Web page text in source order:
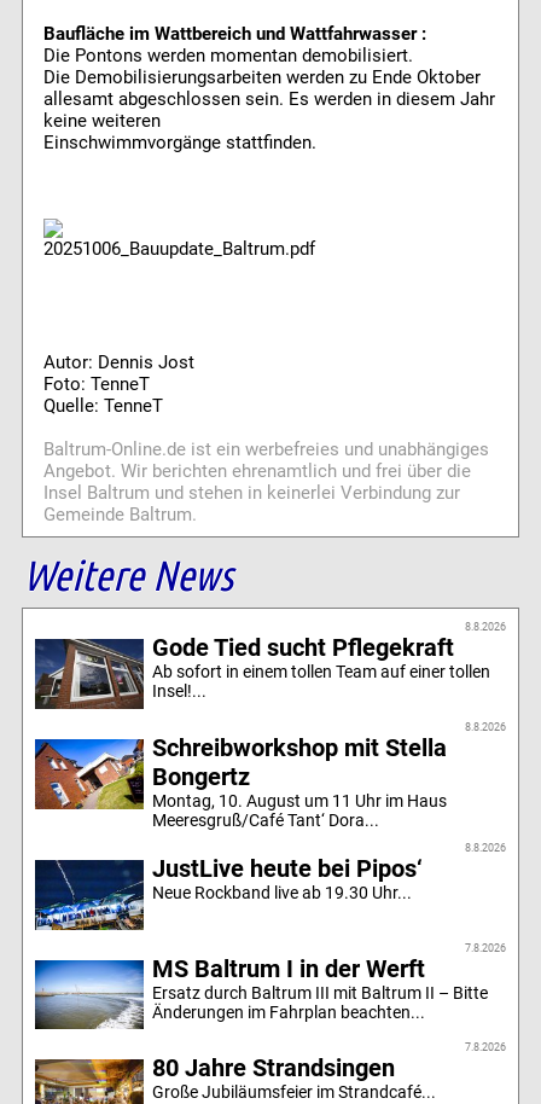
Baufläche im Wattbereich und Wattfahrwasser :
Die Pontons werden momentan demobilisiert.
Die Demobilisierungsarbeiten werden zu Ende Oktober
allesamt abgeschlossen sein. Es werden in diesem Jahr
keine weiteren
Einschwimmvorgänge stattfinden.
20251006_Bauupdate_Baltrum.pdf
Autor: Dennis Jost
Foto: TenneT
Quelle: TenneT
Baltrum-Online.de ist ein werbefreies und unabhängiges
Angebot. Wir berichten ehrenamtlich und frei über die
Insel Baltrum und stehen in keinerlei Verbindung zur
Gemeinde Baltrum.
Weitere News
8.8.2026
Gode Tied sucht Pflegekraft
Ab sofort in einem tollen Team auf einer tollen
Insel!...
8.8.2026
Schreibworkshop mit Stella
Bongertz
Montag, 10. August um 11 Uhr im Haus
Meeresgruß/Café Tant‘ Dora...
8.8.2026
JustLive heute bei Pipos‘
Neue Rockband live ab 19.30 Uhr...
7.8.2026
MS Baltrum I in der Werft
Ersatz durch Baltrum III mit Baltrum II – Bitte
Änderungen im Fahrplan beachten...
7.8.2026
80 Jahre Strandsingen
Große Jubiläumsfeier im Strandcafé...